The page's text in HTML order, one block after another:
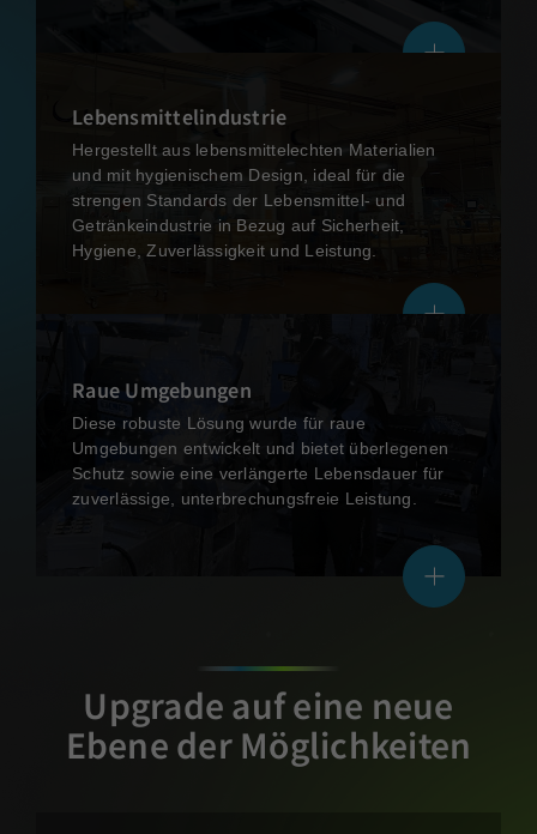
Lebensmittelindustrie
Hergestellt aus lebensmittelechten Materialien
und mit hygienischem Design, ideal für die
strengen Standards der Lebensmittel- und
Getränkeindustrie in Bezug auf Sicherheit,
Hygiene, Zuverlässigkeit und Leistung.
Raue Umgebungen
Diese robuste Lösung wurde für raue
Umgebungen entwickelt und bietet überlegenen
Schutz sowie eine verlängerte Lebensdauer für
zuverlässige, unterbrechungsfreie Leistung.
Upgrade auf eine neue
Ebene der Möglichkeiten